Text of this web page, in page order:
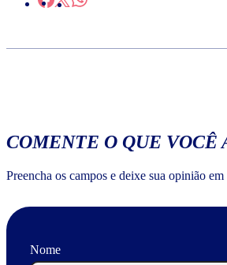
COMENTE O QUE VOCÊ
Preencha os campos e deixe sua opinião em
Nome